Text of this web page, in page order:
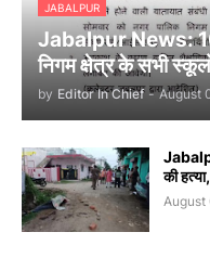
JABALPUR
Jabalpur News:
निगम क्षेत्र के सभी
by Editor In Chief - August
की
August